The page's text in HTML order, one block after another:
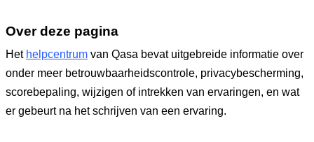
Over deze pagina
Het helpcentrum van Qasa bevat uitgebreide informatie over
onder meer betrouwbaarheidscontrole, privacybescherming,
scorebepaling, wijzigen of intrekken van ervaringen, en wat
er gebeurt na het schrijven van een ervaring.